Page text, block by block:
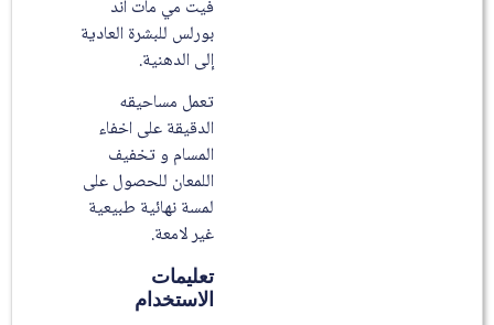
فيت مي مات اند
بورلس للبشرة العادية
إلى الدهنية.
تعمل مساحيقه
الدقيقة على اخفاء
المسام و تخفيف
اللمعان للحصول على
لمسة نهائية طبيعية
غير لامعة.
تعليمات
الاستخدام